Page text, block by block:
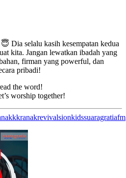
Dia selalu kasih kesempatan kedua
kita. Jangan lewatkan ibadah yang
firman yang powerful, dan
pribadi!
the word!
worship together!
kkranakrevivalsionkidssuaragratiafm